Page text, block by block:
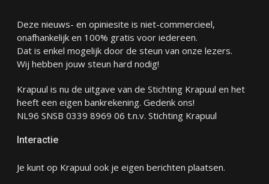
Deze nieuws- en opiniesite is niet-commercieel,
onafhankelijk en 100% gratis voor iedereen.
Dat is enkel mogelijk door de steun van onze lezers.
Wij hebben jouw steun hard nodig!
Krapuul is nu de uitgave van de Stichting Krapuul en het
heeft een eigen bankrekening. Gedenk ons!
NL96 SNSB 0339 8969 06 t.n.v. Stichting Krapuul
Interactie
Je kunt op Krapuul ook je eigen berichten plaatsen.